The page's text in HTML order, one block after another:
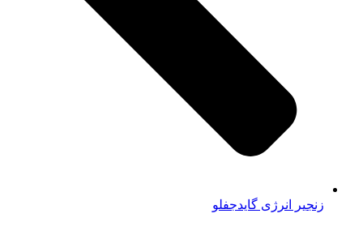
زنجیر انرژی گایدجفلو